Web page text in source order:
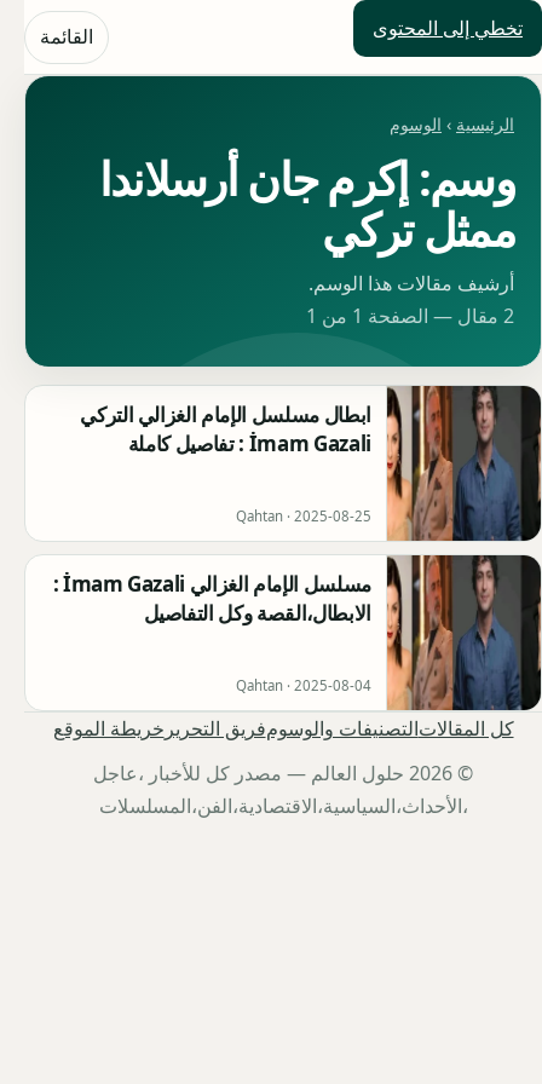
تخطي إلى المحتوى
حلول العالم القائمة
الرئيسية › الوسوم
وسم: إكرم جان أرسلاندا
ممثل تركي
أرشيف مقالات هذا الوسم.
2 مقال — الصفحة 1 من 1
ابطال مسلسل الإمام الغزالي التركي
İmam Gazali : تفاصيل كاملة
Qahtan · 2025-08-25
مسلسل الإمام الغزالي İmam Gazali :
الابطال،القصة وكل التفاصيل
Qahtan · 2025-08-04
كل المقالاتالتصنيفات والوسومفريق التحرير خريطة الموقع
© 2026 حلول العالم — مصدر كل للأخبار ،عاجل
،الأحداث،السياسية،الاقتصادية،الفن،المسلسلات